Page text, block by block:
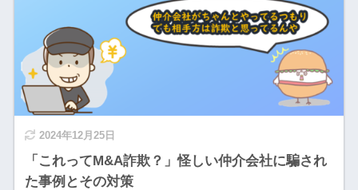
2024年12月25日
「これってM&A詐欺？」怪しい仲介会社に騙され
た事例とその対策